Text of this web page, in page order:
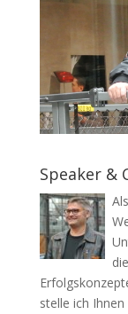
Speaker &
stelle ich